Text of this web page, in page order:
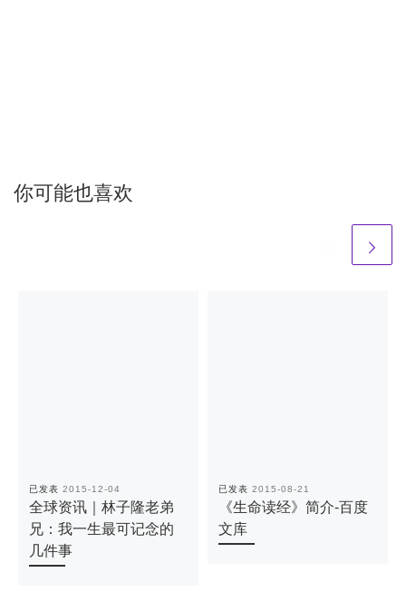
你可能也喜欢
已发表 2015-12-04
全球资讯｜林子隆老弟
兄：我一生最可记念的
几件事
已发表 2015-08-21
《生命读经》简介-百度
文库